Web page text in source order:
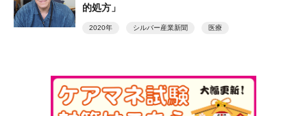
的処方」
2020年 シルバー産業新聞 医療